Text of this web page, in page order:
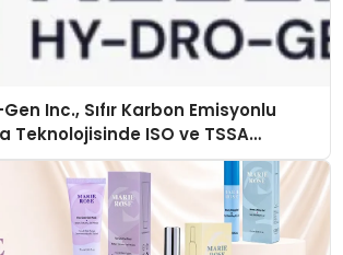
Inc., Sıfır Karbon Emisyonlu
Teknolojisinde ISO ve TSSA
Aldı